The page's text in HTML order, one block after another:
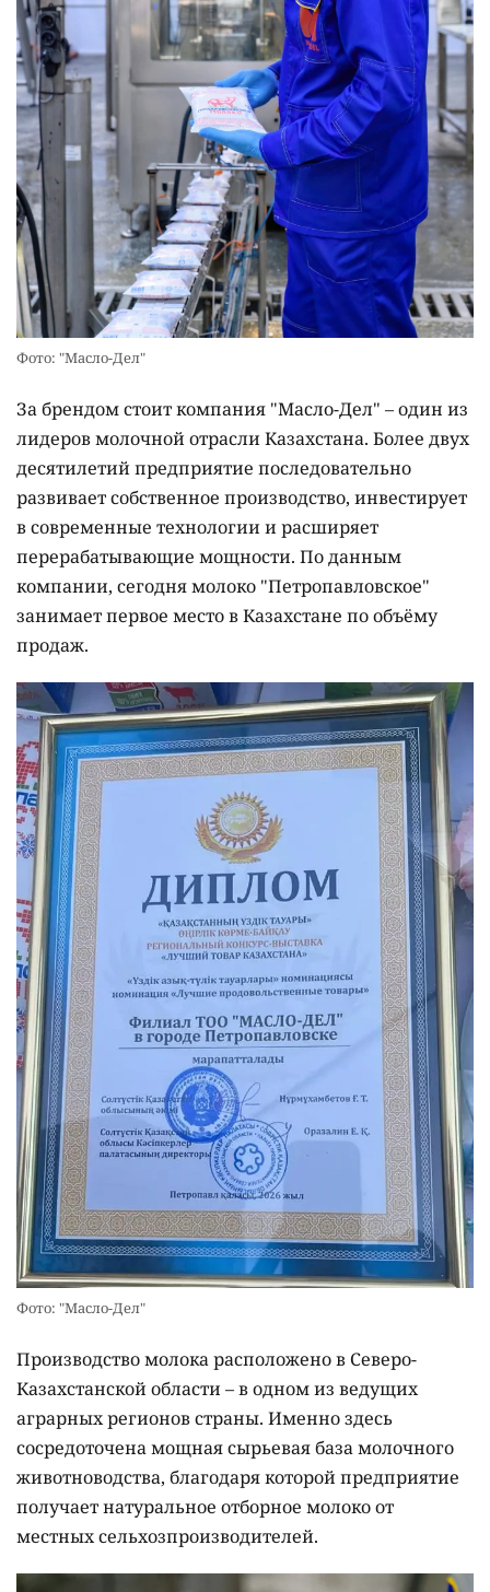
Фото: "Масло-Дел"
За брендом стоит компания "Масло-Дел" – один из
лидеров молочной отрасли Казахстана. Более двух
десятилетий предприятие последовательно
развивает собственное производство, инвестирует
в современные технологии и расширяет
перерабатывающие мощности. По данным
компании, сегодня молоко "Петропавловское"
занимает первое место в Казахстане по объёму
продаж.
Фото: "Масло-Дел"
Производство молока расположено в Северо-
Казахстанской области – в одном из ведущих
аграрных регионов страны. Именно здесь
сосредоточена мощная сырьевая база молочного
животноводства, благодаря которой предприятие
получает натуральное отборное молоко от
местных сельхозпроизводителей.